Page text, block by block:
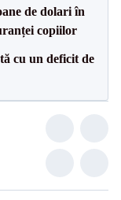
de dolari în
copiilor
cu un deficit de